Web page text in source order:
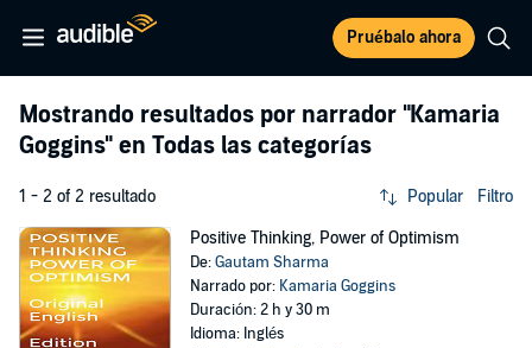
Pruébalo ahora
Mostrando resultados por narrador "Kamaria
Goggins" en Todas las categorías
1 - 2 of 2 resultado Popular Filtro
Positive Thinking, Power of Optimism
De:Gautam Sharma
Narrado por: Kamaria Goggins
Duración: 2 h y 30 m
Idioma: Inglés